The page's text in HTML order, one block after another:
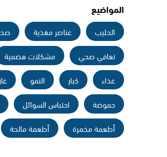
المواضيع
الحليب عناصر مغذية
تعافي صحي
مشكلات هضمية
غذاء
كبار النمو
حموضة
احتباس السوائل
أطعمة مخمرة
أطعمة مالحة